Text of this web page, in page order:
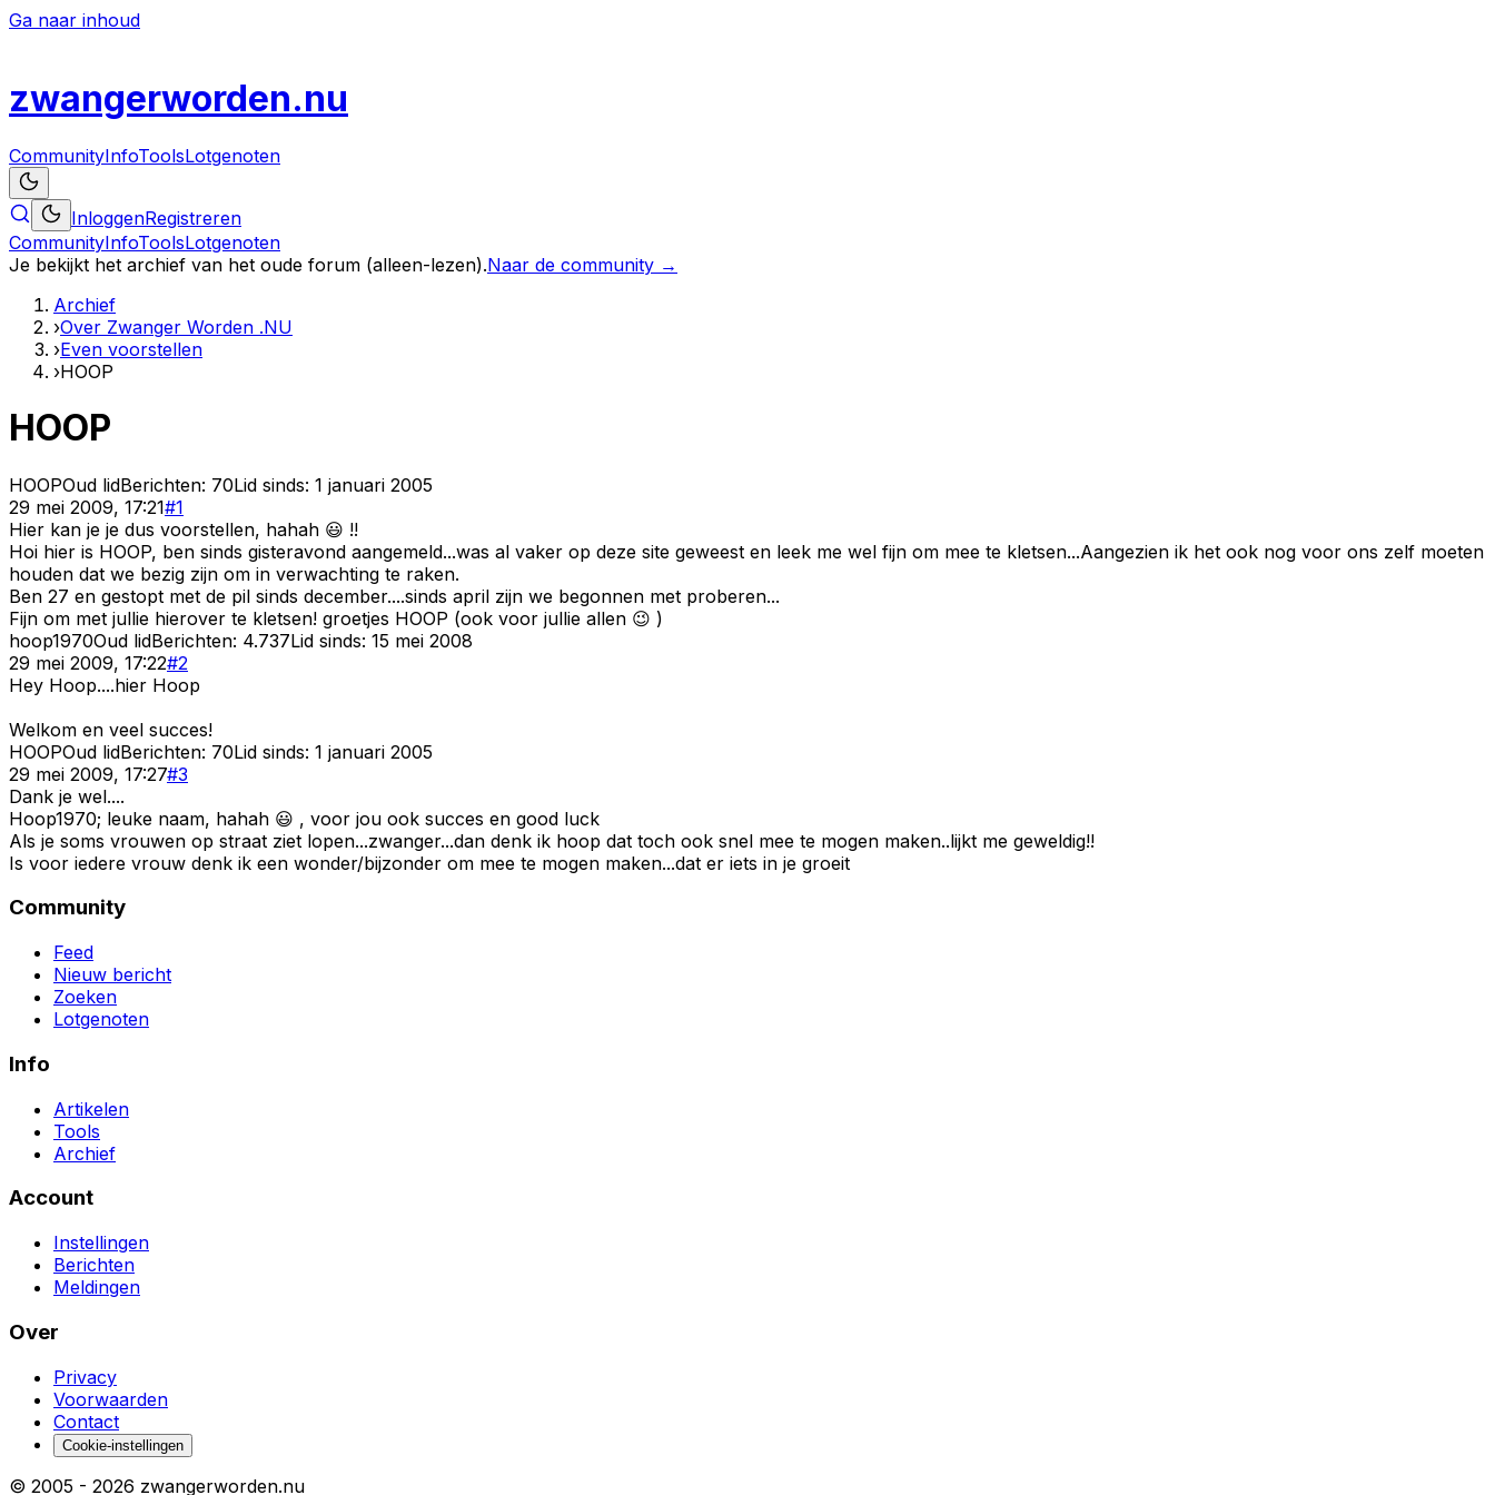
Ga naar inhoud
zwangerworden.nu
CommunityInfoToolsLotgenoten
InloggenRegistreren
CommunityInfoToolsLotgenoten
Je bekijkt het archief van het oude forum (alleen-lezen).Naar de community →
Archief
›Over Zwanger Worden .NU
›Even voorstellen
›HOOP
HOOP
HOOPOud lidBerichten: 70Lid sinds: 1 januari 2005
29 mei 2009, 17:21#1
Hier kan je je dus voorstellen, hahah 😃 !!
Hoi hier is HOOP, ben sinds gisteravond aangemeld...was al vaker op deze site geweest en leek me wel fijn om mee te kletsen...Aangezien ik het ook nog voor ons zelf moeten
houden dat we bezig zijn om in verwachting te raken.
Ben 27 en gestopt met de pil sinds december....sinds april zijn we begonnen met proberen...
Fijn om met jullie hierover te kletsen! groetjes HOOP (ook voor jullie allen 😉 )
hoop1970Oud lidBerichten: 4.737Lid sinds: 15 mei 2008
29 mei 2009, 17:22#2
Hey Hoop....hier Hoop
Welkom en veel succes!
HOOPOud lidBerichten: 70Lid sinds: 1 januari 2005
29 mei 2009, 17:27#3
Dank je wel....
Hoop1970; leuke naam, hahah 😃 , voor jou ook succes en good luck
Als je soms vrouwen op straat ziet lopen...zwanger...dan denk ik hoop dat toch ook snel mee te mogen maken..lijkt me geweldig!!
Is voor iedere vrouw denk ik een wonder/bijzonder om mee te mogen maken...dat er iets in je groeit
Community
Feed
Nieuw bericht
Zoeken
Lotgenoten
Info
Artikelen
Tools
Archief
Account
Instellingen
Berichten
Meldingen
Over
Privacy
Voorwaarden
Contact
Cookie-instellingen
© 2005 - 2026 zwangerworden.nu